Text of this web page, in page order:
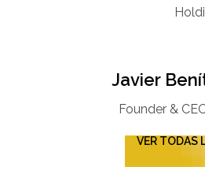
Javier
Founder &
VER TODAS